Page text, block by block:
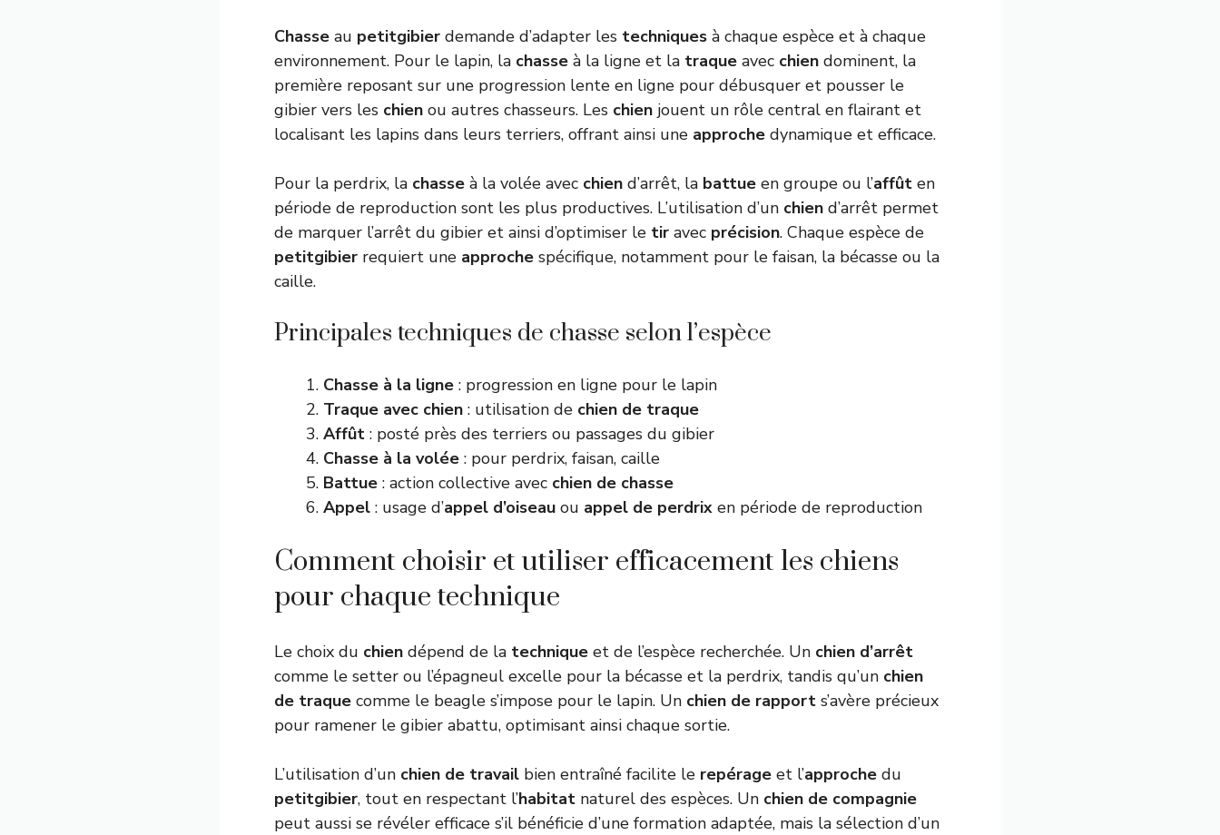
Chasse au petitgibier demande d’adapter les techniques à chaque espèce et à chaque
environnement. Pour le lapin, la chasse à la ligne et la traque avec chien dominent, la
première reposant sur une progression lente en ligne pour débusquer et pousser le
gibier vers les chien ou autres chasseurs. Les chien jouent un rôle central en flairant et
localisant les lapins dans leurs terriers, offrant ainsi une approche dynamique et efficace.
Pour la perdrix, la chasse à la volée avec chien d’arrêt, la battue en groupe ou l’affût en
période de reproduction sont les plus productives. L’utilisation d’un chien d’arrêt permet
de marquer l’arrêt du gibier et ainsi d’optimiser le tir avec précision. Chaque espèce de
petitgibier requiert une approche spécifique, notamment pour le faisan, la bécasse ou la
caille.
Principales techniques de chasse selon l’espèce
Chasse à la ligne : progression en ligne pour le lapin
Traque avec chien : utilisation de chien de traque
Affût : posté près des terriers ou passages du gibier
Chasse à la volée : pour perdrix, faisan, caille
Battue : action collective avec chien de chasse
Appel : usage d’appel d’oiseau ou appel de perdrix en période de reproduction
Comment choisir et utiliser efficacement les chiens
pour chaque technique
Le choix du chien dépend de la technique et de l’espèce recherchée. Un chien d’arrêt
comme le setter ou l’épagneul excelle pour la bécasse et la perdrix, tandis qu’un chien
de traque comme le beagle s’impose pour le lapin. Un chien de rapport s’avère précieux
pour ramener le gibier abattu, optimisant ainsi chaque sortie.
L’utilisation d’un chien de travail bien entraîné facilite le repérage et l’approche du
petitgibier, tout en respectant l’habitat naturel des espèces. Un chien de compagnie
peut aussi se révéler efficace s’il bénéficie d’une formation adaptée, mais la sélection d’un